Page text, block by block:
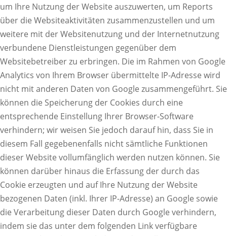
um Ihre Nutzung der Website auszuwerten, um Reports
über die Websiteaktivitäten zusammenzustellen und um
weitere mit der Websitenutzung und der Internetnutzung
verbundene Dienstleistungen gegenüber dem
Websitebetreiber zu erbringen. Die im Rahmen von Google
Analytics von Ihrem Browser übermittelte IP-Adresse wird
nicht mit anderen Daten von Google zusammengeführt. Sie
können die Speicherung der Cookies durch eine
entsprechende Einstellung Ihrer Browser-Software
verhindern; wir weisen Sie jedoch darauf hin, dass Sie in
diesem Fall gegebenenfalls nicht sämtliche Funktionen
dieser Website vollumfänglich werden nutzen können. Sie
können darüber hinaus die Erfassung der durch das
Cookie erzeugten und auf Ihre Nutzung der Website
bezogenen Daten (inkl. Ihrer IP-Adresse) an Google sowie
die Verarbeitung dieser Daten durch Google verhindern,
indem sie das unter dem folgenden Link verfügbare